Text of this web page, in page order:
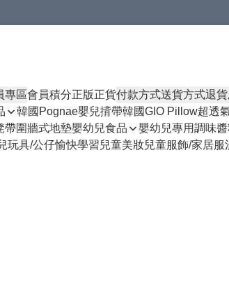
專區會員積分正版正貨付款方式送貨方式退
韓國Pognae嬰兒揹帶韓國GIO Pillow超透
帶圍牆式地墊嬰幼兒食品 嬰幼兒專用調味
玩具/公仔愉快學習兒童美妝兒童服飾/家居服